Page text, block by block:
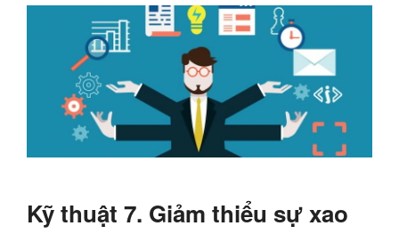
Kỹ thuật 7. Giảm thiểu sự xao